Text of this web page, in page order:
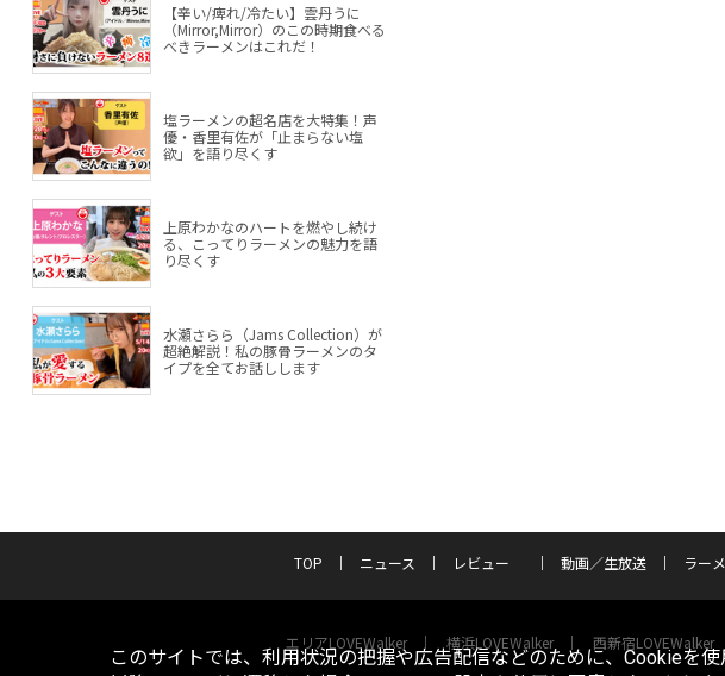
【辛い/痺れ/冷たい】雲丹うに
（Mirror,Mirror）のこの時期食べる
べきラーメンはこれだ！
塩ラーメンの超名店を大特集！声
優・香里有佐が「止まらない塩
欲」を語り尽くす
上原わかなのハートを燃やし続け
る、こってりラーメンの魅力を語
り尽くす
水瀬さらら（Jams Collection）が
超絶解説！私の豚骨ラーメンのタ
イプを全てお話しします
TOP ニュース レビュー 動画／生放送 ラー
エリアLOVEWalker 横浜LOVEWalker 西新宿LOVEWalker
このサイトでは、利用状況の把握や広告配信などのために、Cookieを